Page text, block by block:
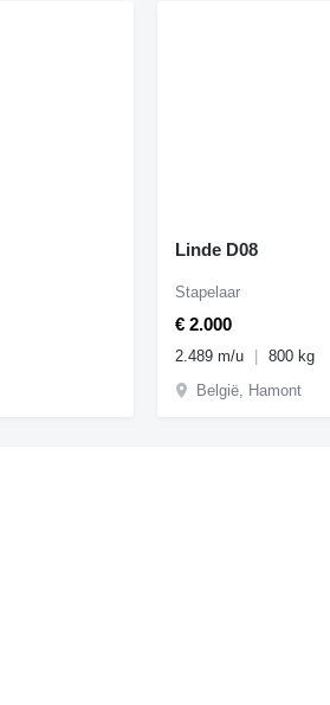
Linde D08
€ 2.000
Stapelaar
2.489 m/u
800 kg
België, Hamont